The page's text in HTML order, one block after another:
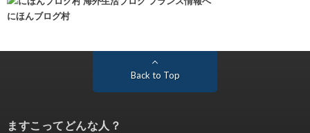
にほんブログ村
Back to Top
ますこってどんな人？